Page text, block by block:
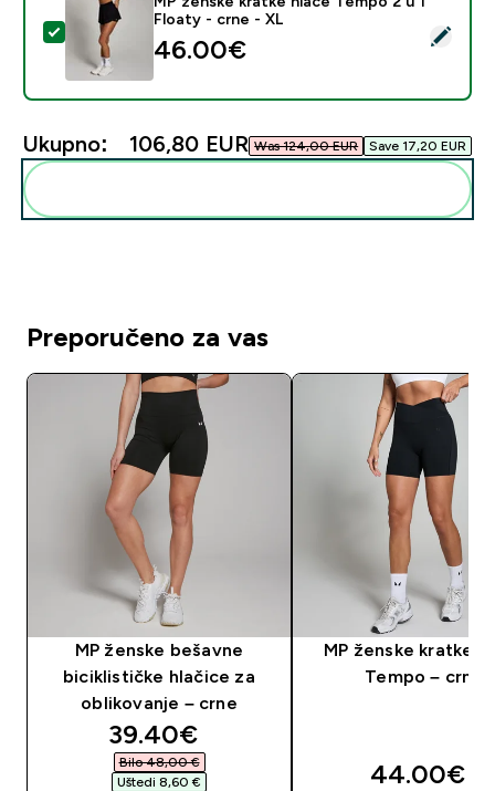
Odaberi ovaj proizvod - MP ženske kratke hlače
Floaty - crne - XL
46.00€‎
Ukupno: 106,80 EUR‎ Was 124,00 EUR‎ Save 17,20 EUR‎
Preporučeno za vas
MP ženske bešavne
biciklističke hlačice za
oblikovanje – crne
discounted price
39.40€‎
Bilo 48,00 €‎
Uštedi 8,60 €‎
MP ženske kratke
Tempo – crne
44.00€‎